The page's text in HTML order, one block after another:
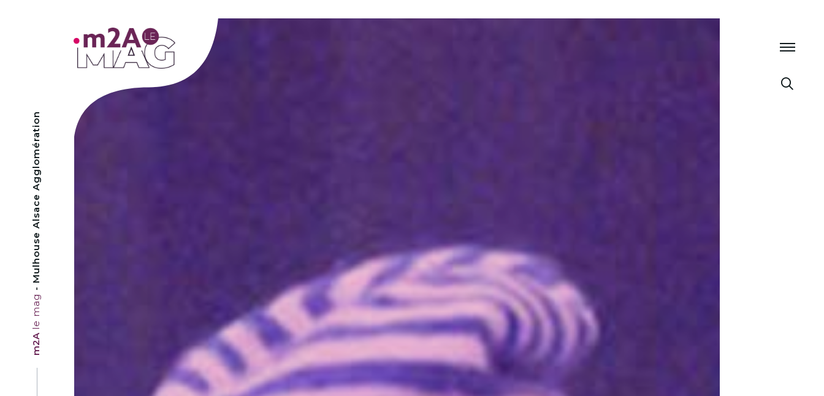
m2A
le mag
- Mulhouse Alsace Agglomération